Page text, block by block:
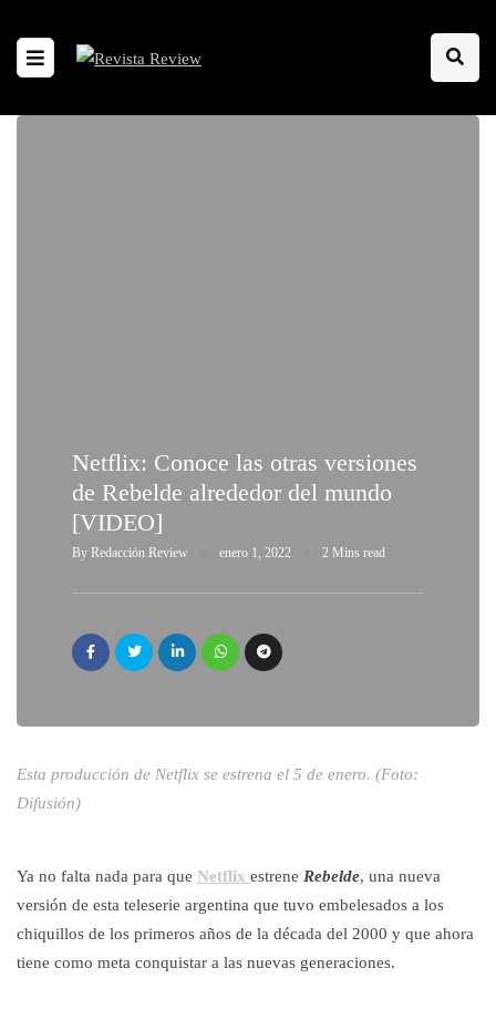
Netflix: Conoce las otras versiones
de Rebelde alrededor del mundo
[VIDEO]
By Redacción Review enero 1, 2022 2 Mins read
Esta producción de Netflix se estrena el 5 de enero. (Foto:
Difusión)
Ya no falta nada para que Netflix estrene Rebelde, una nueva
versión de esta teleserie argentina que tuvo embelesados a los
chiquillos de los primeros años de la década del 2000 y que ahora
tiene como meta conquistar a las nuevas generaciones.